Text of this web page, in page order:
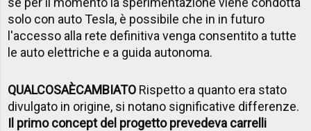
solo con auto Tesla, è possibile che in in futuro
l'accesso alla rete definitiva venga consentito a tutte
le auto elettriche e a guida autonoma.
QUALCOSAÈCAMBIATO Rispetto a quanto era stato
divulgato in origine, si notano significative differenze.
Il primo concept del progetto prevedeva carrelli